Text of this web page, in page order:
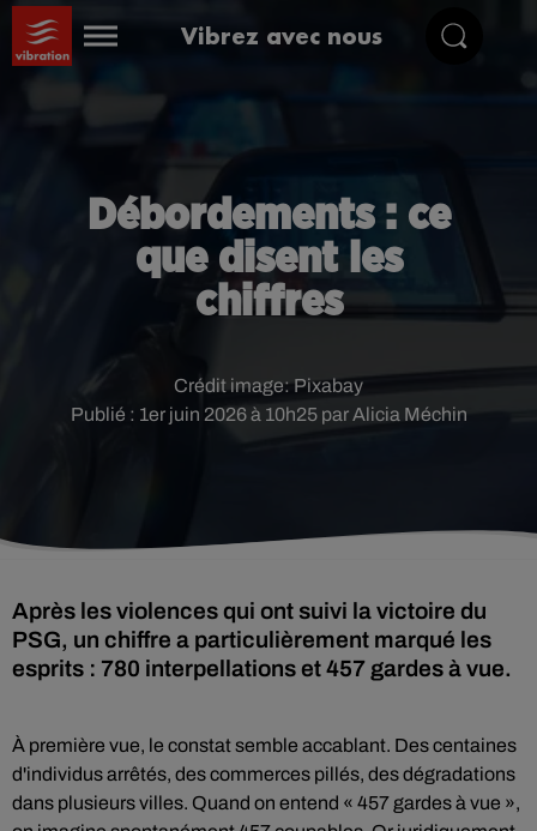
Vibrez avec nous
Débordements : ce
que disent les
chiffres
Publié : 1er juin 2026 à 10h25 par Alicia Méchin
Crédit image:Pixabay
Après les violences qui ont suivi la victoire du
PSG, un chiffre a particulièrement marqué les
esprits : 780 interpellations et 457 gardes à vue.
À première vue, le constat semble accablant. Des centaines
d'individus arrêtés, des commerces pillés, des dégradations
dans plusieurs villes. Quand on entend « 457 gardes à vue »,